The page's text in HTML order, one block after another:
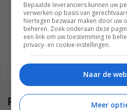
MARTIJN
Reacties
Bepaalde leveranciers kunnen uw
verwerken op basis van
hiertegen bezwaar maken door uw
beheren. Zoek onderaan deze
een link om uw toestemming te
privacy- en cookie-instellingen.
Naar de
Meer